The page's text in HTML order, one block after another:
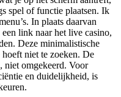
spel of functie plaatsen. Ik
In plaats daarvan
link naar het live casino,
Deze minimalistische
niet te zoeken. De
niet omgekeerd. Voor
en duidelijkheid, is